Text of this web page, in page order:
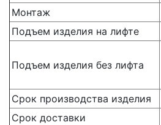
Монтаж
Подъем изделия на лифте
Подъем изделия без лифта
Срок производства изделия
Срок доставки